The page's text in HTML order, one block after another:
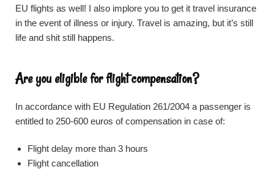
EU flights as well! I also implore you to get it travel insurance
in the event of illness or injury. Travel is amazing, but it’s still
life and shit still happens.
Are you eligible for flight compensation?
In accordance with EU Regulation 261/2004 a passenger is
entitled to 250-600 euros of compensation in case of:
Flight delay more than 3 hours
Flight cancellation